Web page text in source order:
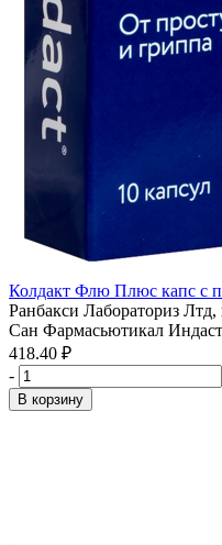
Колдакт Флю Плюс капс с
Ранбакси Лабораториз
Сан Фармасьютикал
418.40 ₽
-
В корзину